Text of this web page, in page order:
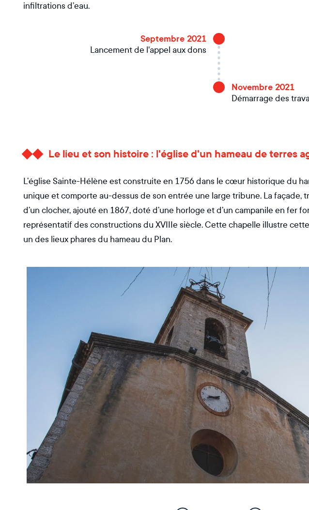
infiltrations d’eau.
Septembre 2021
Lancement de l'appel aux dons
Novembre 2021
Démarrage des
Le lieu et son histoire : l'église d'un hameau de terres
L’église Sainte-Hélène est construite en 1756 dans le cœur historique du
unique et comporte au-dessus de son entrée une large tribune. La façade,
d’un clocher, ajouté en 1867, doté d’une horloge et d’un campanile en fer
représentatif des constructions du XVIIIe siècle. Cette chapelle illustre
un des lieux phares du hameau du Plan.